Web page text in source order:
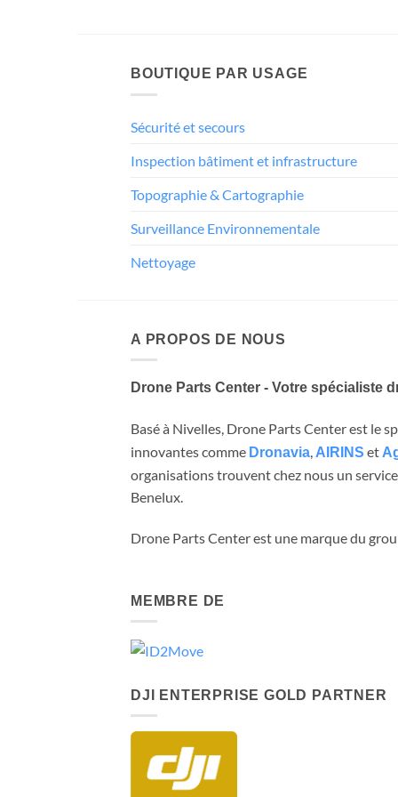
BOUTIQUE PAR USAGE
Sécurité et secours
Inspection bâtiment et infrastructure
Topographie & Cartographie
Surveillance Environnementale
Nettoyage
A PROPOS DE NOUS
Drone Parts Center - Votre spécialiste
Basé à Nivelles, Drone Parts Center est le
innovantes comme Dronavia, AIRINS et
organisations trouvent chez nous un
Benelux.
Drone Parts Center est une marque du
MEMBRE DE
DJI ENTERPRISE GOLD PARTNER